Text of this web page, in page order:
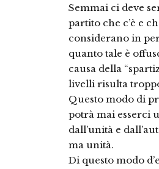
Semmai ci deve
partito che c’è e
considerano in
quanto tale è
causa della
livelli risulta
Questo modo di
potrà mai esserci
dall’unità e
ma unità.
Di questo modo